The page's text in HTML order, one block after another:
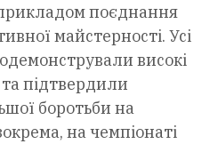
поєднання
майстерності. Усі
високі
та підтвердили
боротьби на
на чемпіонаті